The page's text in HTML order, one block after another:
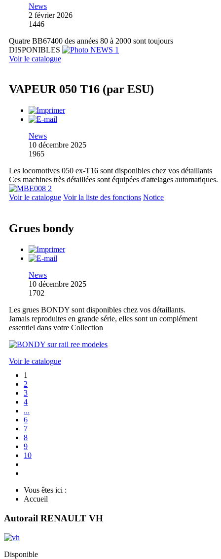
News
2 février 2026
1446
Quatre BB67400 des années 80 à 2000 sont toujours
DISPONIBLES
Voir le catalogue
VAPEUR 050 T16 (par ESU)
News
10 décembre 2025
1965
Les locomotives 050 ex-T16 sont disponibles chez vos détaillants
Ces machines très détaillées sont équipées d'attelages automatiques.
Voir le catalogue Voir la liste des fonctions Notice
Grues bondy
News
10 décembre 2025
1702
Les grues BONDY sont disponibles chez vos détaillants.
Jamais reproduites en grande série, elles sont un complément
essentiel dans votre Collection
Voir le catalogue
1
2
3
4
...
6
7
8
9
10
Vous êtes ici :
Accueil
Autorail RENAULT VH
Disponible